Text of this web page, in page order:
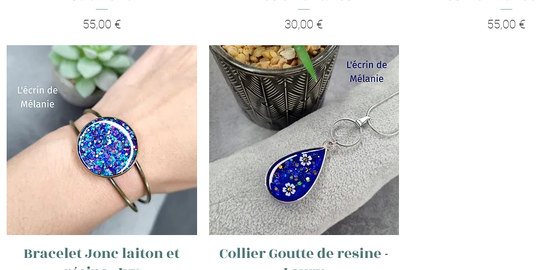
Prix
55,00 € Prix
30,00 € Prix
55,00 €
Bracelet Jonc laiton et
Collier Goutte de resine -